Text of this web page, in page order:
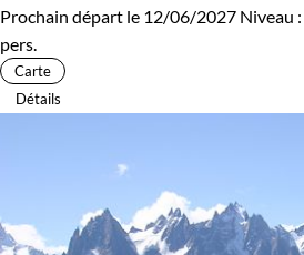
Prochain départ le 12/06/2027 Niveau :
pers.
Carte
Détails